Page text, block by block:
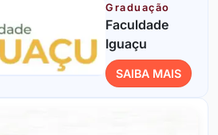
Graduação
Faculdade
Iguaçu
SAIBA MAIS